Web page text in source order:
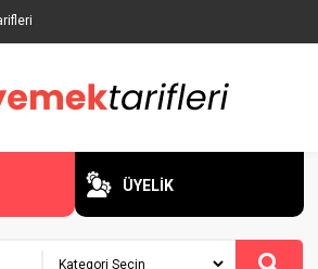
ÜYELİK